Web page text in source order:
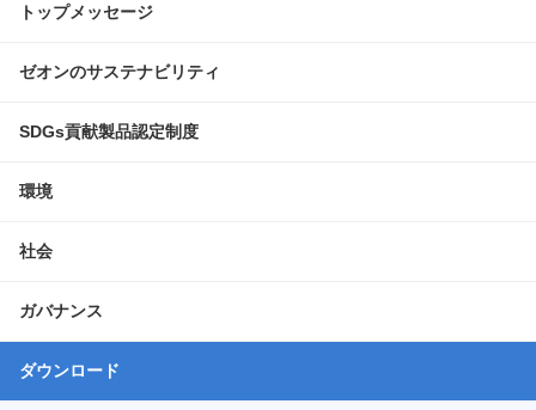
トップメッセージ
ゼオンのサステナビリティ
SDGs貢献製品認定制度
環境
社会
ガバナンス
ダウンロード